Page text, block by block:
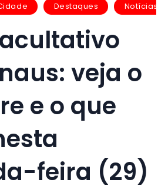
Destaques Notícias
veja o
e o que
feira (29)